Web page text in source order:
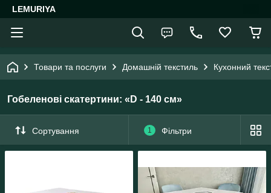
LEMURIYA
Товари та послуги Домашній текстиль Кухонний
Гобеленові скатертини: «D - 140 см»
Сортування 1 Фільтри